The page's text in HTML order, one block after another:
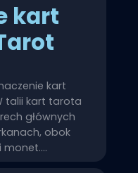
kart
kart
talii kart tarota
głównych
obok
monet.…